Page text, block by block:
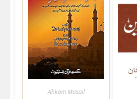
Ahkam Masail